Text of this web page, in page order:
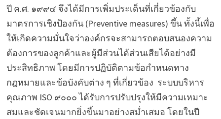
ปี ค.ศ. ๑๙๙๔ จึงได้มีการเพิ่มประเด็นที่เกี่ยวข้องกับ
มาตรการเชิงป้องกัน (Preventive measures) ขึ้น ทั้งนี้เพื่อ
ให้เกิดความมั่นใจว่าองค์กรจะสามารถตอบสนองความ
ต้องการของลูกค้าและผู้มีส่วนได้ส่วนเสียได้อย่างมี
ประสิทธิภาพ โดยมีการปฏิบัติตามข้อกำหนดทาง
กฎหมายและข้อบังคับต่าง ๆ ที่เกี่ยวข้อง ระบบบริหาร
คุณภาพ ISO ๙๐๐๐ ได้รับการปรับปรุงให้มีความเหมาะ
สมและชัดเจนมากยิ่งขึ้นมาอย่างสม่ำเสมอ โดยในปี